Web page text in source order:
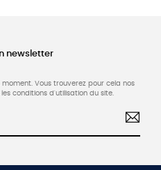
newsletter
Vous trouverez pour cela nos
conditions d'utilisation du site.